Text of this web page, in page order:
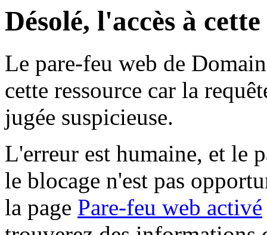
Désolé, l'accès à
Le pare-feu web de
cette ressource car la
jugée suspicieuse.
L'erreur est humaine, et le
le blocage n'est pas
la page Pare-feu web activé